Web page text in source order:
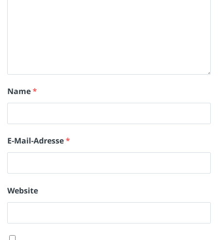
Name*
E-Mail-Adresse*
Website